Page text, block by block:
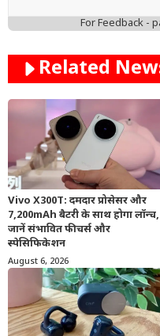
For Feedback -
Related
Vivo X300T: दमदार प्रोसेसर और
7,200mAh बैटरी के साथ होगा लॉन्च,
जानें संभावित फीचर्स और
स्पेसिफिकेशन
August 6, 2026